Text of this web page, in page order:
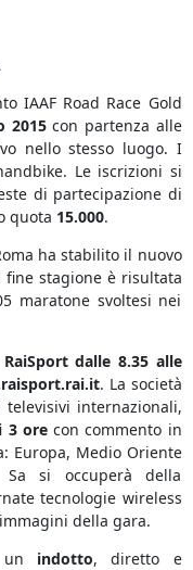
IAAF Road Race Gold
2015con partenza alle
nello stesso luogo. I
Le iscrizioni si
di partecipazione di
quota 15.000.
ha stabilito il nuovo
fine stagione è risultata
maratone svoltesi nei
RaiSport dalle 8.35 alle
. La società
internazionali,
3 orecon commento in
Europa, Medio Oriente
si occuperà della
tecnologie wireless
della gara.
un indotto, diretto e